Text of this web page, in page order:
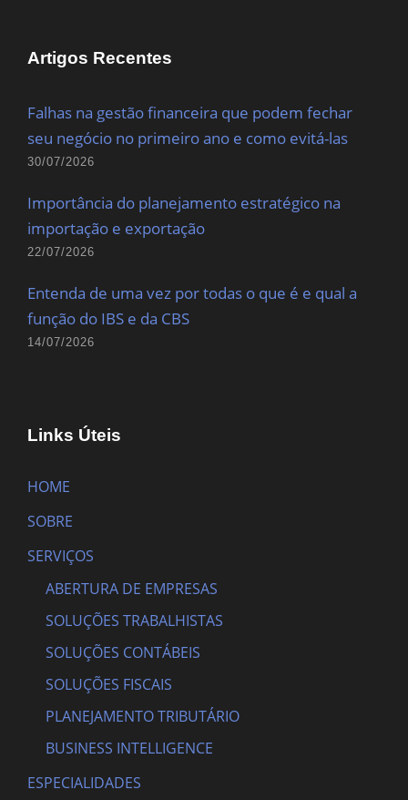
Artigos Recentes
Falhas na gestão financeira que podem fechar
seu negócio no primeiro ano e como evitá-las
30/07/2026
Importância do planejamento estratégico na
importação e exportação
22/07/2026
Entenda de uma vez por todas o que é e qual a
função do IBS e da CBS
14/07/2026
Links Úteis
HOME
SOBRE
SERVIÇOS
ABERTURA DE EMPRESAS
SOLUÇÕES TRABALHISTAS
SOLUÇÕES CONTÁBEIS
SOLUÇÕES FISCAIS
PLANEJAMENTO TRIBUTÁRIO
BUSINESS INTELLIGENCE
ESPECIALIDADES